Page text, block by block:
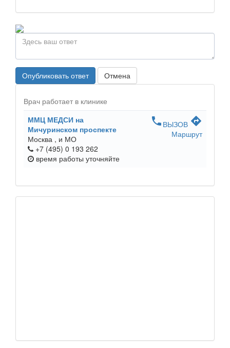
Опубликовать ответ Отмена
Врач работает в клинике
ММЦ МЕДСИ на
Мичуринском проспекте
Москва , и МО
+7 (495) 0 193 262
время работы уточняйте
phone ВЫЗОВ directions
Маршрут